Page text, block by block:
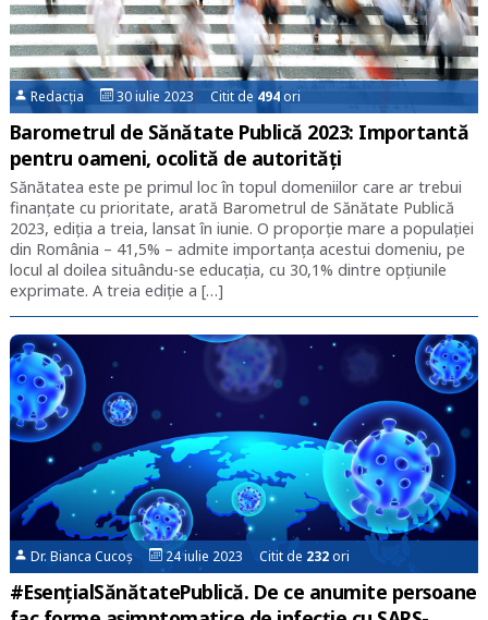
Redacția 30 iulie 2023 Citit de 494ori
Barometrul de Sănătate Publică 2023: Importantă
pentru oameni, ocolită de autorități
Sănătatea este pe primul loc în topul domeniilor care ar trebui
finanțate cu prioritate, arată Barometrul de Sănătate Publică
2023, ediția a treia, lansat în iunie. O proporție mare a populației
din România – 41,5% – admite importanța acestui domeniu, pe
locul al doilea situându-se educația, cu 30,1% dintre opțiunile
exprimate. A treia ediție a […]
Dr. Bianca Cucoș 24 iulie 2023 Citit de 232ori
#EsențialSănătatePublică. De ce anumite persoane